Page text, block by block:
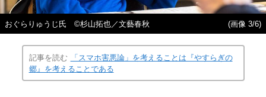
おぐらりゅうじ氏 ©杉山拓也／文藝春秋 (画像 3/6)
記事を読む
「スマホ害悪論」を考えることは『やすらぎの
郷』を考えることである